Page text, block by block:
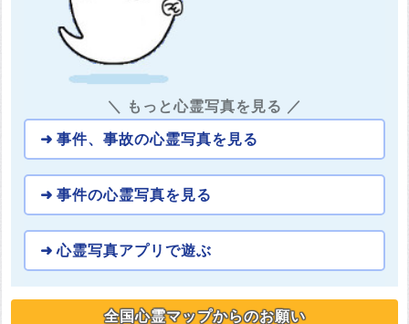
＼ もっと心霊写真を見る ／
事件、事故の心霊写真を見る
事件の心霊写真を見る
心霊写真アプリで遊ぶ
全国心霊マップからのお願い